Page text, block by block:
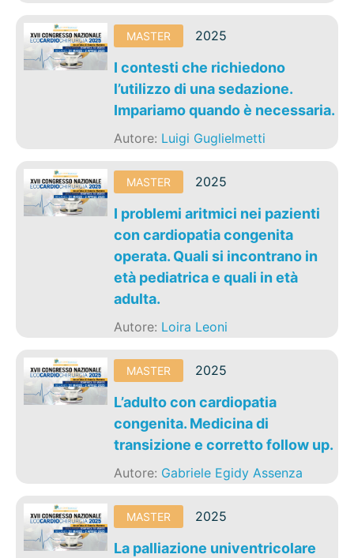
MASTER 2025
I contesti che richiedono
l’utilizzo di una sedazione.
Impariamo quando è necessaria.
Autore: Luigi Guglielmetti
MASTER 2025
I problemi aritmici nei pazienti
con cardiopatia congenita
operata. Quali si incontrano in
età pediatrica e quali in età
adulta.
Autore: Loira Leoni
MASTER 2025
L’adulto con cardiopatia
congenita. Medicina di
transizione e corretto follow up.
Autore: Gabriele Egidy Assenza
MASTER 2025
La palliazione univentricolare